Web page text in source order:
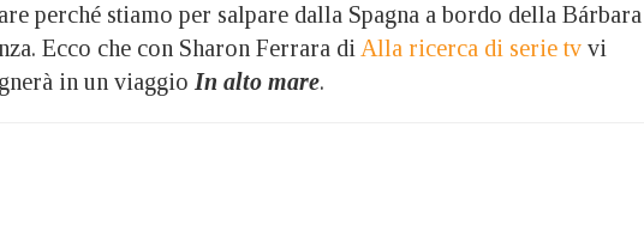
perché stiamo per salpare dalla Spagna a bordo della Bárbara
Ecco che con Sharon Ferrara di Alla ricerca di serie tv vi
in un viaggio In alto mare.